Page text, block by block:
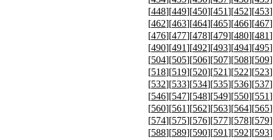
[448][449][450][451][452][453
[462][463][464][465][466][467
[476][477][478][479][480][481
[490][491][492][493][494][495
[504][505][506][507][508][509
[518][519][520][521][522][523
[532][533][534][535][536][537
[546][547][548][549][550][551
[560][561][562][563][564][565
[574][575][576][577][578][579
[588][589][590][591][592][593